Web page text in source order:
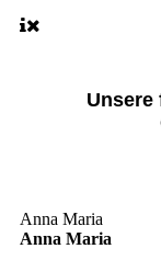
Anna Maria
Anna Maria